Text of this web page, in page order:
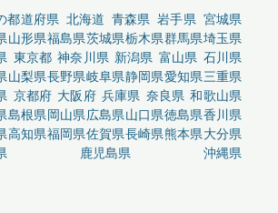
都道府県 北海道 青森県 岩手県 宮城県
山形県福島県茨城県栃木県群馬県埼玉県
東京都 神奈川県 新潟県 富山県 石川県
山梨県長野県岐阜県静岡県愛知県三重県
京都府 大阪府 兵庫県 奈良県 和歌山県
島根県岡山県広島県山口県徳島県香川県
高知県福岡県佐賀県長崎県熊本県大分県
鹿児島県 沖縄県